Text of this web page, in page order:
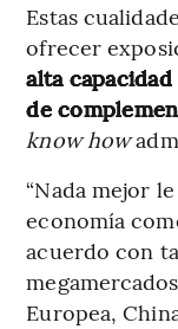
Estas
ofrecer
alta
de
know how
“Nada mejor
economía
acuerdo con
Europea,